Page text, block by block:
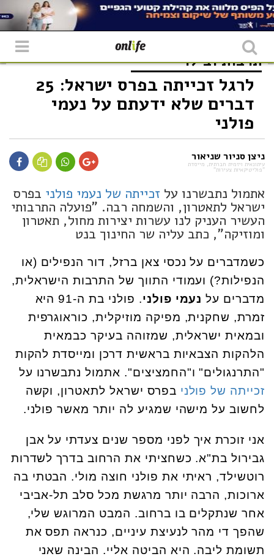
תרבות ובילוי
לרגל זכייתה בפרס ישראל: 25
דברים שלא ידעתם על נעמי
פולני
ניצן סניור שניאור
עיתונאית ויזמית חברתית, מייסדת
"פוליטיקאיות צעירות"
אתמול נתבשרנו על זכייתה של נעמי פולני בפרס
ישראל לתאטרון, והשמחה רבה. "פועלה התרבותי
העשיר העניק לנו עשרות יצירות מחול, תאטרון
ומוזיקה", כתב עליה שר החינוך בנט
כשמדברים על נכסי צאן ברזל, דור הנפילים (או
הנפילות?) ועמודי התווך של התרבות הישראלית,
מדברים על נעמי פולני
. פולני בת ה-91 היא
זמרת, שחקנית, מפיקה מוזיקלית, כוראוגרפית
ובמאית ישראלית, שמזוהה בעיקר כבמאית
הלהקות הצבאיות בראשית דרכן ומייסדת להקות
"התרנגולים" ו"החמציצים". אתמול נתבשרנו על
זכייתה של פולני בפרס ישראל לתאטרון, וקשה
לחשוב על מישהי שמגיע לה יותר מאשר פולני.
אני זוכרת איך לפני מספר שנים צעדתי על אבן
גבירול בת"א. כשחציתי את הרחוב בדרך לשדרות
רוטשילד, ראיתי את פולני חוצה מולי. הבטתי בה
ארוכות, הרבה יותר מרגשת מכל סלב תל-אביבי
אחר שנתקלים בו ברחוב. המבט המרוגש שלי,
שהפך די מהר לנעיצת עיניים, כנראה תפס את
תשומת ליבה. היא הביטה אליי. הבינה שאני